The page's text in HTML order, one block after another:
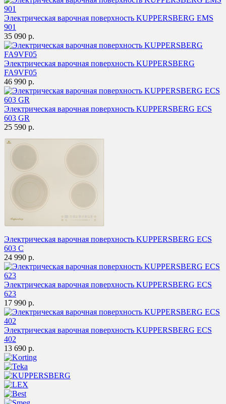
Электрическая варочная поверхность KUPPERSBERG EMS
901
35 090 р.
Электрическая варочная поверхность KUPPERSBERG
FA9VF05
46 990 р.
Электрическая варочная поверхность KUPPERSBERG ECS
603 GR
25 590 р.
Электрическая варочная поверхность KUPPERSBERG ECS
603 C
24 990 р.
Электрическая варочная поверхность KUPPERSBERG ECS
623
17 990 р.
Электрическая варочная поверхность KUPPERSBERG ECS
402
13 690 р.